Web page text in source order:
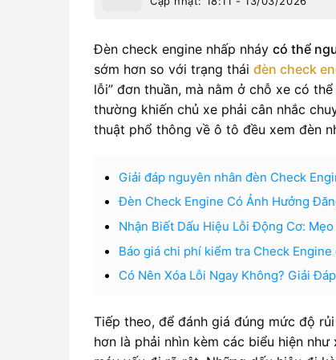
Đèn check engine nhấp nháy có thể
sớm hơn so với trạng thái đèn check
lỗi” đơn thuần, mà nằm ở chỗ xe có
thường khiến chủ xe phải cân nhắc
thuật phổ thông về ô tô đều xem đèn
Giải đáp nguyên nhân đèn Check
Đèn Check Engine Có Ảnh Hưởng
Nhận Biết Dấu Hiệu Lỗi Động Cơ:
Báo giá chi phí kiểm tra Check
Có Nên Xóa Lỗi Ngay Không? Giải
Tiếp theo, để đánh giá đúng mức độ
hơn là phải nhìn kèm các biểu hiện